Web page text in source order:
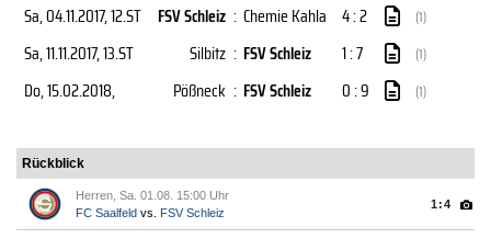
Sa, 04.11.2017, 12.ST FSV Schleiz : Chemie Kahla 4 : 2 (1)
Sa, 11.11.2017, 13.ST Silbitz : FSV Schleiz 1 : 7 (1)
Do, 15.02.2018, Pößneck : FSV Schleiz 0 : 9 (1)
Rückblick
Herren, Sa. 01.08. 15:00 Uhr
FC Saalfeld vs. FSV Schleiz
1:4